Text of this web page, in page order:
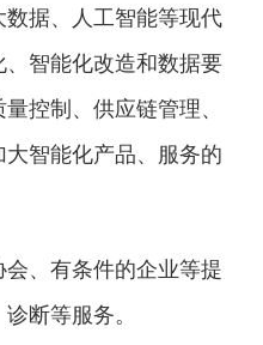
据、人工智能等现代
智能化改造和数据要
控制、供应链管理、
智能化产品、服务的
、有条件的企业等提
断等服务。